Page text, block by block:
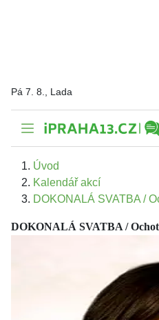
Pá 7. 8., Lada
Úvod
Kalendář akcí
DOKONALÁ SVATBA /
DOKONALÁ SVATBA /